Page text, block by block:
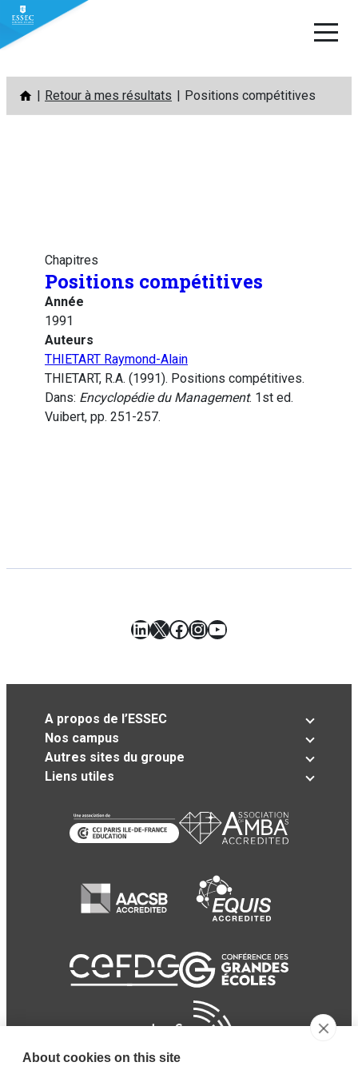
Aller
contenu
Retour à mes résultats Positions compétitives
Chapitres
Positions compétitives
Année
1991
Auteurs
THIETART Raymond-Alain
THIETART, R.A. (1991). Positions compétitives.
Dans: Encyclopédie du Management. 1st ed.
Vuibert, pp. 251-257.
LinkedIn
X Facebook
Instagram
YouTube
A propos de l’ESSEC
Nos campus
Autres sites du groupe
Liens utiles
About cookies on this site